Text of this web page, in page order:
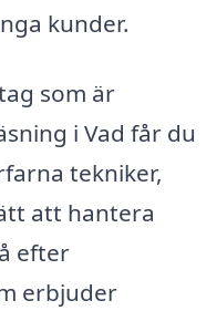
kunder.
som är
i Vad får du
tekniker,
att hantera
efter
erbjuder